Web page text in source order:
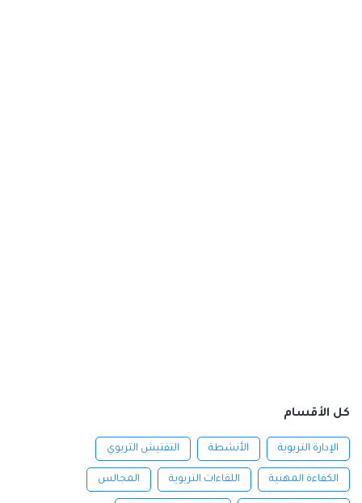
كل الأقسام
الإدارة التربوية الأنشطة التفتيش التربوي
الكفاءة المهنية اللقاءات التربوية المجالس